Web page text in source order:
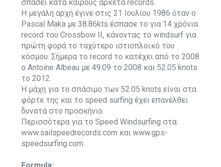
σπάσει κατά καιρούς αρκετά records.
H μεγάλη αρχή έγινε στις 21 Ιουλίου 1986 όταν ο
Pascal Maka με 38.86kts έσπασε το για 14 χρόνια
record του Crossbow II, κάνοντας το windsurf για
πρώτη φορά το ταχύτερο ιστιοπλοϊκό του
κόσμου. Σήμερα το record το κατέχει από το 2008
ο Antoine Albeau με 49.09 το 2008 και 52.05 knots
το 2012.
Η μάχη για το σπάσιμο των 52.05 knots είναι στα
φόρτε της και το speed surfing έχει επανέλθει
δυνατά στο προσκήνιο.
Περισσότερα για το Speed Windsurfing στα:
www.sailspeedrecords.com και www.gps-
speedsurfing.com